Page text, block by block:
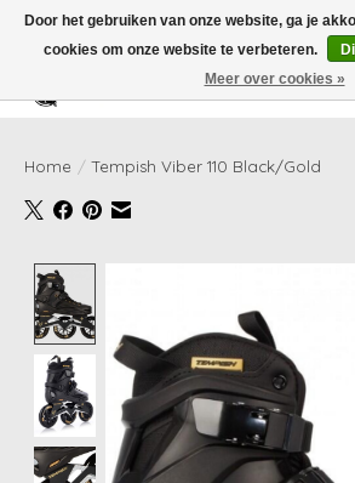
Home / Tempish Viber 110 Black/Gold
Door het gebruiken van onze website, ga je
cookies om onze website te verbeteren.
Meer over cookies »